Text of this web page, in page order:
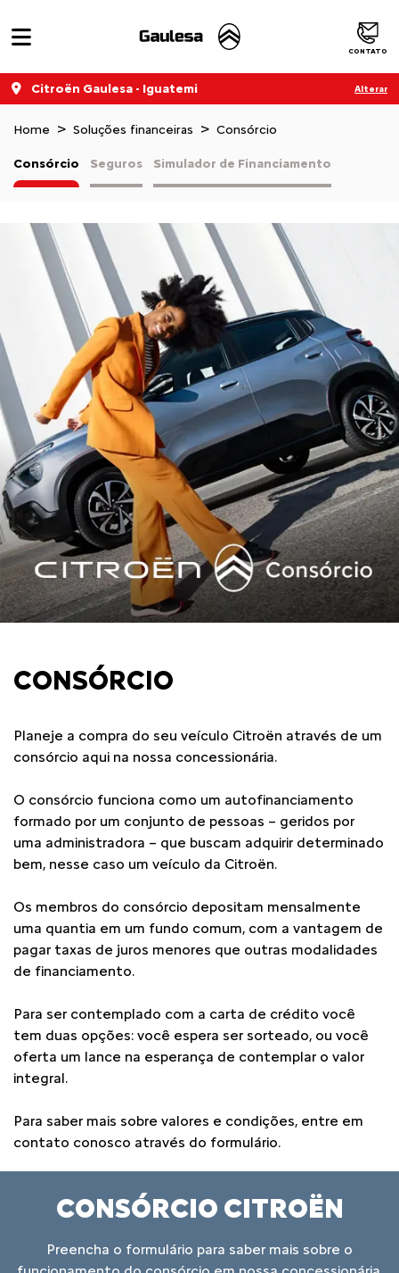
CONTATO
Citroën Gaulesa - Iguatemi Alterar
Home Soluções financeiras Consórcio
Consórcio Seguros Simulador de Financiamento
CONSÓRCIO
Planeje a compra do seu veículo Citroën através de um
consórcio aqui na nossa concessionária.
O consórcio funciona como um autofinanciamento
formado por um conjunto de pessoas – geridos por
uma administradora – que buscam adquirir determinado
bem, nesse caso um veículo da Citroën.
Os membros do consórcio depositam mensalmente
uma quantia em um fundo comum, com a vantagem de
pagar taxas de juros menores que outras modalidades
de financiamento.
Para ser contemplado com a carta de crédito você
tem duas opções: você espera ser sorteado, ou você
oferta um lance na esperança de contemplar o valor
integral.
Para saber mais sobre valores e condições, entre em
contato conosco através do formulário.
CONSÓRCIO CITROËN
Preencha o formulário para saber mais sobre o